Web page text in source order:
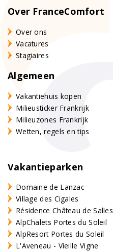
Over FranceComfort
Over ons
Vacatures
Stagiaires
Algemeen
Vakantiehuis kopen
Milieusticker Frankrijk
Milieuzones Frankrijk
Wetten, regels en tips
Vakantieparken
Domaine de Lanzac
Village des Cigales
Résidence Château de Salles
AlpChalets Portes du Soleil
AlpResort Portes du Soleil
L'Aveneau - Vieille Vigne